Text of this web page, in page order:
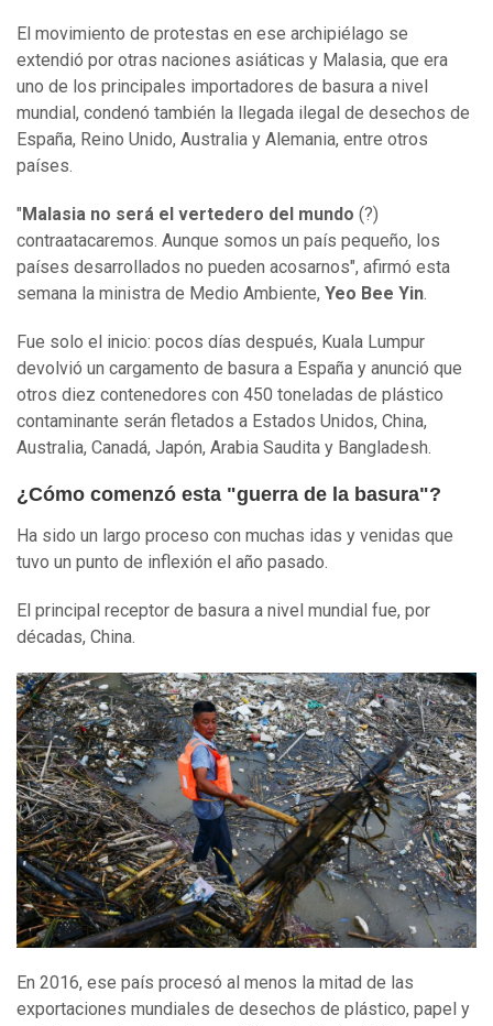
El movimiento de protestas en ese archipiélago se
extendió por otras naciones asiáticas y Malasia, que era
uno de los principales importadores de basura a nivel
mundial, condenó también la llegada ilegal de desechos de
España, Reino Unido, Australia y Alemania, entre otros
países.
" Malasia no será el vertedero del mundo (?)
contraatacaremos. Aunque somos un país pequeño, los
países desarrollados no pueden acosarnos", afirmó esta
semana la ministra de Medio Ambiente, Yeo Bee Yin.
Fue solo el inicio: pocos días después, Kuala Lumpur
devolvió un cargamento de basura a España y anunció que
otros diez contenedores con 450 toneladas de plástico
contaminante serán fletados a Estados Unidos, China,
Australia, Canadá, Japón, Arabia Saudita y Bangladesh.
¿Cómo comenzó esta "guerra de la basura"?
Ha sido un largo proceso con muchas idas y venidas que
tuvo un punto de inflexión el año pasado.
El principal receptor de basura a nivel mundial fue, por
décadas, China.
En 2016, ese país procesó al menos la mitad de las
exportaciones mundiales de desechos de plástico, papel y